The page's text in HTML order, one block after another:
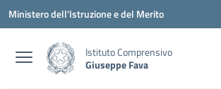
Vai ai contenuti
Vai al menu di navigazione
Vai al footer
Ministero dell'Istruzione e del Merito
Istituto Comprensivo
Giuseppe Fava